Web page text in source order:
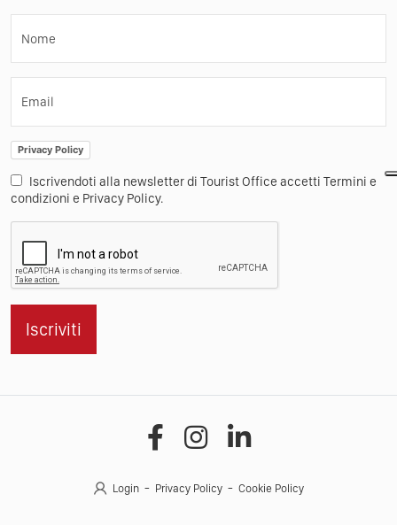
Nome
Email
Privacy Policy
Iscrivendoti alla newsletter di Tourist Office accetti Termini e
condizioni e Privacy Policy.
Iscriviti
Login Privacy Policy Cookie Policy